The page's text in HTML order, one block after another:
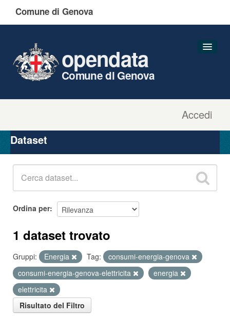
Comune di Genova
Accedi
opendata
Comune di Genova
Organizzazioni
Gruppi
Dataset
Ordina per
1 dataset trovato
Gruppi: Energia Tag:
consumi-energia-genova
consumi-energia-genova-elettricita
energia
elettricita
Risultato del Filtro